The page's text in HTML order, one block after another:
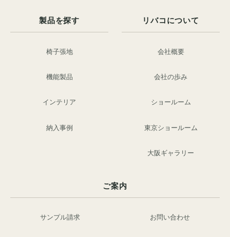
製品を探す
椅子張地
機能製品
インテリア
納入事例
リバコについて
会社概要
会社の歩み
ショールーム
東京ショールーム
大阪ギャラリー
ご案内
サンプル請求 お問い合わせ